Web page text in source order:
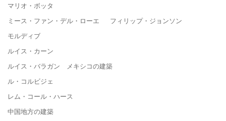
マリオ・ボッタ
ミース・ファン・デル・ローエ フィリップ・ジョンソン
モルディブ
ルイス・カーン
ルイス・バラガン メキシコの建築
ル・コルビジェ
レム・コール・ハース
中国地方の建築